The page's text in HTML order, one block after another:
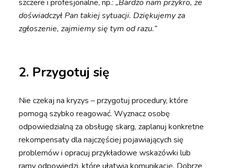
szczere i profesjonalne, np.:„Bardzo nam przykro, że
doświadczył Pan takiej sytuacji. Dziękujemy za
zgłoszenie, zajmiemy się tym od razu.”
2. Przygotuj się
Nie czekaj na kryzys – przygotuj procedury, które
pomogą szybko reagować. Wyznacz osobę
odpowiedzialną za obsługę skarg, zaplanuj konkretne
rekompensaty dla najczęściej pojawiających się
problemów i opracuj przykładowe wskazówki lub